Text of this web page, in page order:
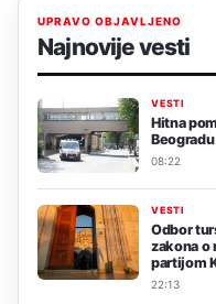
UPRAVO OBJAVLJENO
Najnovije vesti
VESTI
Hitna
Beogradu
08:22
VESTI
Odbor
zakona o
partijom
22:13